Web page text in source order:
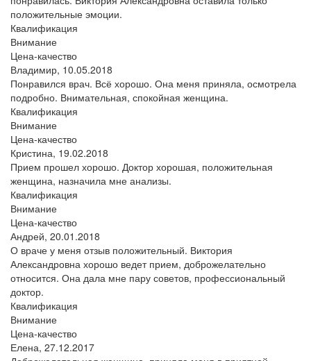
положительные эмоции.
Квалификация
Внимание
Цена-качество
Владимир, 10.05.2018
Понравился врач. Всё хорошо. Она меня приняла, осмотрела
подробно. Внимательная, спокойная женщина.
Квалификация
Внимание
Цена-качество
Кристина, 19.02.2018
Прием прошел хорошо. Доктор хорошая, положительная
женщина, назначила мне анализы.
Квалификация
Внимание
Цена-качество
Андрей, 20.01.2018
О враче у меня отзыв положительный. Виктория
Александровна хорошо ведет прием, доброжелательно
относится. Она дала мне пару советов, профессиональный
доктор.
Квалификация
Внимание
Цена-качество
Елена, 27.12.2017